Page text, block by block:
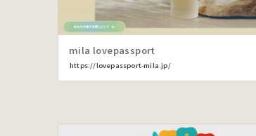
mila lovepassport
https://lovepassport-mila.jp/